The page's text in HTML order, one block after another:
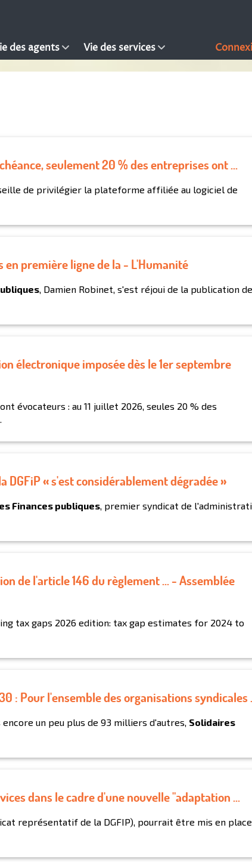
des agents Vie des services
seulement 20 % des entreprises ont ...
de privilégier la plateforme affiliée au logiciel de
en première ligne de la - L'Humanité
, Damien Robinet, s'est réjoui de la publication
électronique imposée dès le 1er septembre
évocateurs : au 11 juillet 2026, seules 20 % des
« s'est considérablement dégradée »
Finances publiques, premier syndicat de
de l'article 146 du règlement ... - Assemblée
tax gaps 2026 edition: tax gap estimates for 2024 to
: Pour l'ensemble des organisations syndicales
un peu plus de 93 milliers d'autres, Solidaires
dans le cadre d'une nouvelle "adaptation ...
représentatif de la DGFIP), pourrait être mis en place